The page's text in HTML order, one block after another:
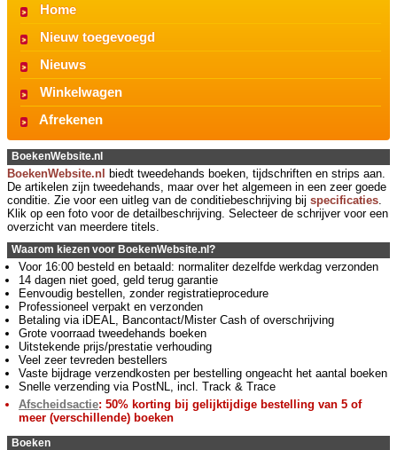
Home
Nieuw toegevoegd
Nieuws
Winkelwagen
Afrekenen
BoekenWebsite.nl
BoekenWebsite.nl biedt tweedehands boeken, tijdschriften en strips aan.
De artikelen zijn tweedehands, maar over het algemeen in een zeer goede
conditie. Zie voor een uitleg van de conditiebeschrijving bij specificaties
Klik op een foto voor de detailbeschrijving. Selecteer de schrijver voor een
overzicht van meerdere titels.
Waarom kiezen voor BoekenWebsite.nl?
Voor 16:00 besteld en betaald: normaliter dezelfde werkdag verzonden
14 dagen niet goed, geld terug garantie
Eenvoudig bestellen, zonder registratieprocedure
Professioneel verpakt en verzonden
Betaling via iDEAL, Bancontact/Mister Cash of overschrijving
Grote voorraad tweedehands boeken
Uitstekende prijs/prestatie verhouding
Veel zeer tevreden bestellers
Vaste bijdrage verzendkosten per bestelling ongeacht het aantal boeken
Snelle verzending via PostNL, incl. Track & Trace
Afscheidsactie: 50% korting bij gelijktijdige bestelling van 5 of
meer (verschillende) boeken
Boeken